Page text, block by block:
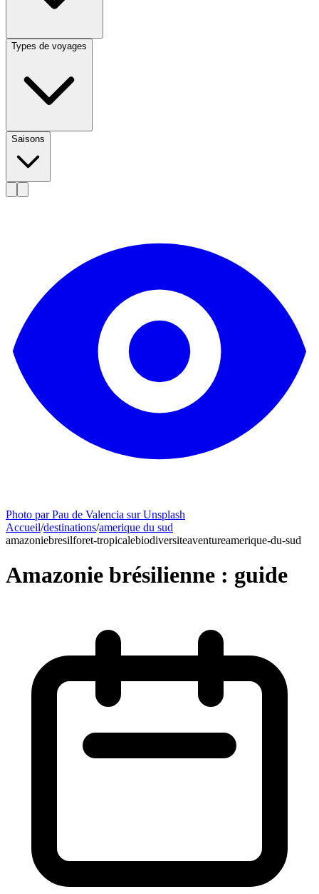
Types de voyages
Saisons
Photo par Pau de Valencia sur Unsplash
Accueil/destinations/amerique du sud
amazoniebresilforet-tropicalebiodiversiteaventureamerique-du-sud
Amazonie brésilienne : guide